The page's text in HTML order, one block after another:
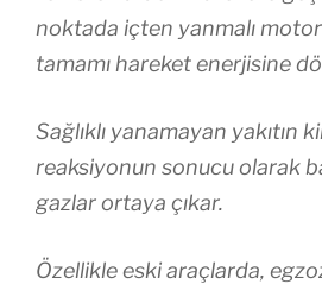
noktada içten yanmalı
tamamı hareket enerjisine
Sağlıklı yanamayan yakıtın
reaksiyonun sonucu olarak
gazlar ortaya çıkar.
Özellikle eski araçlarda,